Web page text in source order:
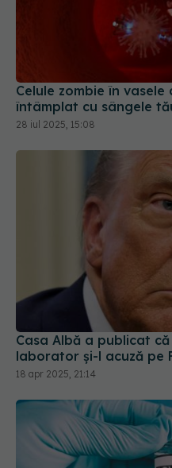
Celule zombie în vasele
întâmplat cu sângele
Casa Albă a publicat
laborator și-l acuză pe
18 apr 2025, 21:14